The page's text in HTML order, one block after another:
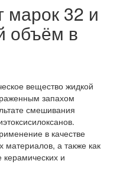
марок 32 и
объём в
вещество жидкой
запахом
смешивания
в качестве
материалов, а также как
и